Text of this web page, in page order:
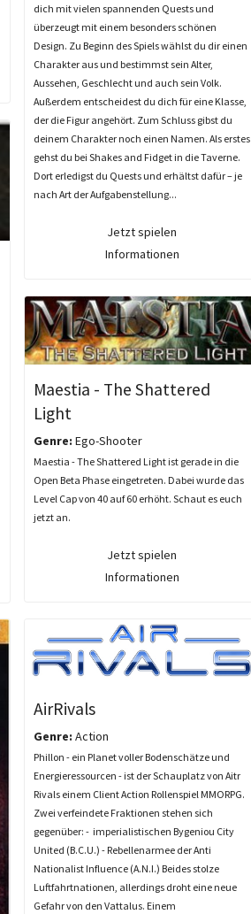
dich mit vielen spannenden Quests und
überzeugt mit einem besonders schönen
Design. Zu Beginn des Spiels wählst du dir einen
Charakter aus und bestimmst sein Alter,
Aussehen, Geschlecht und auch sein Volk.
Außerdem entscheidest du dich für eine Klasse,
der die Figur angehört. Zum Schluss gibst du
deinem Charakter noch einen Namen. Als erstes
gehst du bei Shakes and Fidget in die Taverne.
Dort erledigst du Quests und erhältst dafür – je
nach Art der Aufgabenstellung...
Jetzt spielen
Informationen
Maestia - The Shattered
Light
Genre: Ego-Shooter
Maestia - The Shattered Light ist gerade in die
Open Beta Phase eingetreten. Dabei wurde das
Level Cap von 40 auf 60 erhöht. Schaut es euch
jetzt an.
Jetzt spielen
Informationen
AirRivals
Genre: Action
Phillon - ein Planet voller Bodenschätze und
Energieressourcen - ist der Schauplatz von Aitr
Rivals einem Client Action Rollenspiel MMORPG.
Zwei verfeindete Fraktionen stehen sich
gegenüber: - imperialistischen Bygeniou City
United (B.C.U.) - Rebellenarmee der Anti
Nationalist Influence (A.N.I.) Beides stolze
Luftfahrtnationen, allerdings droht eine neue
Gefahr von den Vattalus. Einem